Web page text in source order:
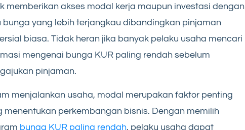
memberikan akses modal kerja maupun investasi dengan
bunga yang lebih terjangkau dibandingkan pinjaman
biasa. Tidak heran jika banyak pelaku usaha mencari
mengenai bunga KUR paling rendah sebelum
pinjaman.
menjalankan usaha, modal merupakan faktor penting
menentukan perkembangan bisnis. Dengan memilih
bunga KUR paling rendah, pelaku usaha dapat